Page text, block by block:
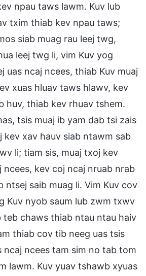
npau taws lawm. Kuv lub
txim thiab kev npau taws;
siab muag rau leej twg,
leej twg li, vim Kuv yog
uas ncaj ncees, thiab Kuv muaj
xuas hluav taws hlawv, kev
huv, thiab kev rhuav tshem.
tsis muaj ib yam dab tsi zais
kev xav hauv siab ntawm sab
li; tiam sis, muaj txoj kev
ncees, kev coj ncaj nruab nrab
ntsej saib muag li. Vim Kuv cov
Kuv nyob saum lub zwm txwv
teb chaws thiab ntau ntau haiv
thiab cov tib neeg uas tsis
ncaj ncees tam sim no tab tom
lawm. Kuv yuav tshawb xyuas